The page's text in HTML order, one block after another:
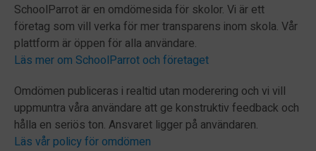
SchoolParrot är en omdömesida för skolor. Vi är ett
företag som vill verka för mer transparens inom skola. Vår
plattform är öppen för alla användare.
Läs mer om SchoolParrot och företaget
Omdömen publiceras i realtid utan moderering och vi vill
uppmuntra våra användare att ge konstruktiv feedback och
hålla en seriös ton. Ansvaret ligger på användaren.
Läs vår policy för omdömen